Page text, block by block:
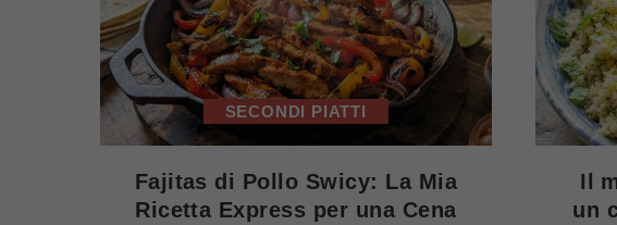
SECONDI PIATTI
Fajitas di Pollo Swicy: La Mia
Ricetta Express per una Cena
Il
un